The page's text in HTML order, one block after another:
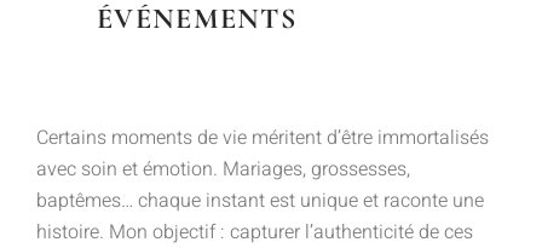
ÉVÉNEMENTS
Certains moments de vie méritent d’être immortalisés
avec soin et émotion. Mariages, grossesses,
baptêmes… chaque instant est unique et raconte une
histoire. Mon objectif : capturer l’authenticité de ces